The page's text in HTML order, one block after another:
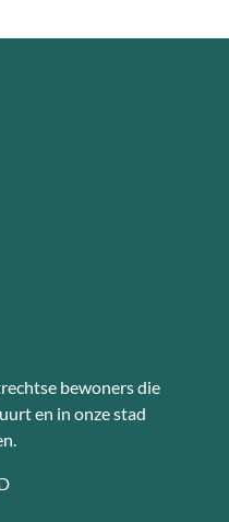
bewoners die
en in onze stad